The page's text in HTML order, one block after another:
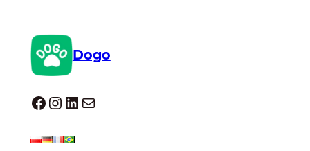
Dogo
Dogo facebook InstagramLinkedIn Correo electrónico